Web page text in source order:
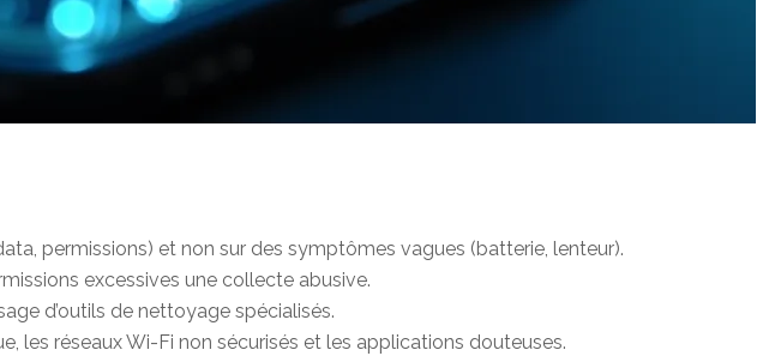
permissions) et non sur des symptômes vagues (batterie, lenteur).
excessives une collecte abusive.
d’outils de nettoyage spécialisés.
les réseaux Wi-Fi non sécurisés et les applications douteuses.